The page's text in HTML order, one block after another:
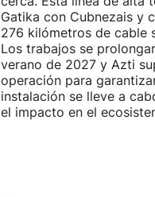
Gatika con Cubnezais y
276 kilómetros de cable
Los trabajos se
verano de 2027 y Azti
operación para
instalación se lleve a
el impacto en el